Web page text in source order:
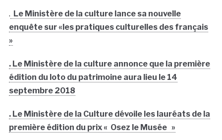
. Le Ministère de la culture lance sa nouvelle
enquête sur «les pratiques culturelles des français
»
. Le Ministère de la culture annonce que la première
édition du loto du patrimoine aura lieu le 14
septembre 2018
. Le Ministère de la Culture dévoile les lauréats de la
première édition du prix « Osez le Musée »